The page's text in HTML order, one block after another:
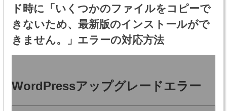
ド時に「いくつかのファイルをコピーで
きないため、最新版のインストールがで
きません。」エラーの対応方法
WordPressアップグレードエラー